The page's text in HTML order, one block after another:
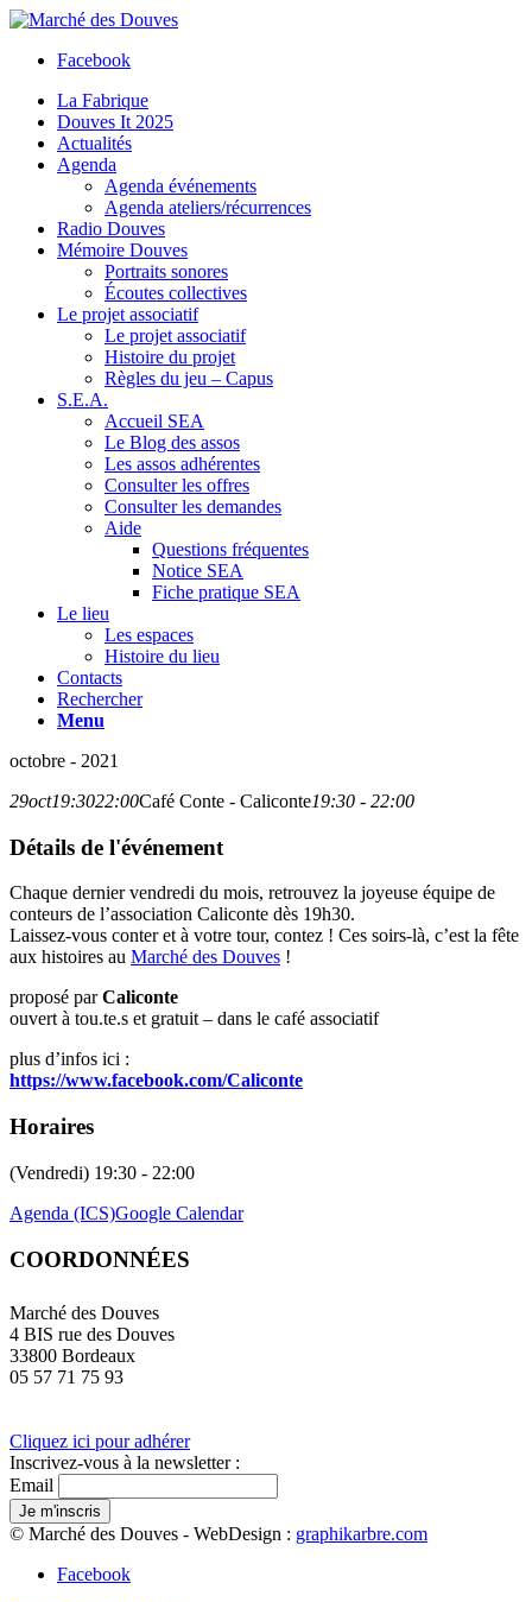
Facebook
La Fabrique
Douves It 2025
Actualités
Agenda
Agenda événements
Agenda ateliers/récurrences
Radio Douves
Mémoire Douves
Portraits sonores
Écoutes collectives
Le projet associatif
Le projet associatif
Histoire du projet
Règles du jeu – Capus
S.E.A.
Accueil SEA
Le Blog des assos
Les assos adhérentes
Consulter les offres
Consulter les demandes
Aide
Questions fréquentes
Notice SEA
Fiche pratique SEA
Le lieu
Les espaces
Histoire du lieu
Contacts
Rechercher
Menu
octobre - 2021
29oct19:3022:00Café Conte - Caliconte19:30 - 22:00
Détails de l'événement
Chaque dernier vendredi du mois, retrouvez la joyeuse équipe de
conteurs de l’association Caliconte dès 19h30.
Laissez-vous conter et à votre tour, contez ! Ces soirs-là, c’est la fête
aux histoires au Marché des Douves !
proposé parCaliconte
ouvert à tou.te.s et gratuit – dans le café associatif
plus d’infos ici :
https://www.facebook.com/Caliconte
Horaires
(Vendredi) 19:30 - 22:00
Agenda (ICS)Google Calendar
COORDONNÉES
Marché des Douves
4 BIS rue des Douves
33800 Bordeaux
05 57 71 75 93
Cliquez ici pour adhérer
Inscrivez-vous à la newsletter :
Email
© Marché des Douves - WebDesign : graphikarbre.com
Facebook